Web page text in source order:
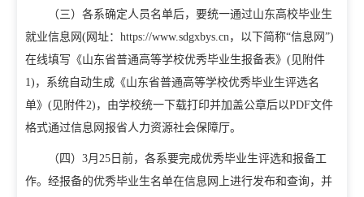
（三）各系确定人员名单后，要统一通过山东高校毕业生
就业信息网(网址：https://www.sdgxbys.cn，以下简称“信息网”)
在线填写《山东省普通高等学校优秀毕业生报备表》(见附件
1)，系统自动生成《山东省普通高等学校优秀毕业生评选名
单》(见附件2)，由学校统一下载打印并加盖公章后以PDF文件
格式通过信息网报省人力资源社会保障厅。
（四）3月25日前，各系要完成优秀毕业生评选和报备工
作。经报备的优秀毕业生名单在信息网上进行发布和查询，并